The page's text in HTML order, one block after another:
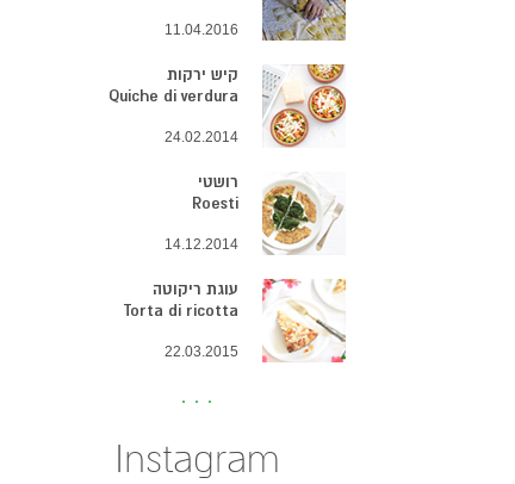
11.04.2016
קיש ירקות
Quiche di verdura
24.02.2014
רושטי
Roesti
14.12.2014
עוגת ריקוטה
Torta di ricotta
22.03.2015
Instagram